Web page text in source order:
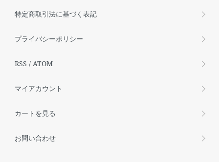
特定商取引法に基づく表記
プライバシーポリシー
RSS / ATOM
マイアカウント
カートを見る
お問い合わせ